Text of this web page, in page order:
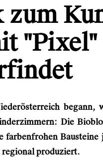
zum
"Pixel"
begann,
Die
farbenfrohen Bausteine
regional produziert.